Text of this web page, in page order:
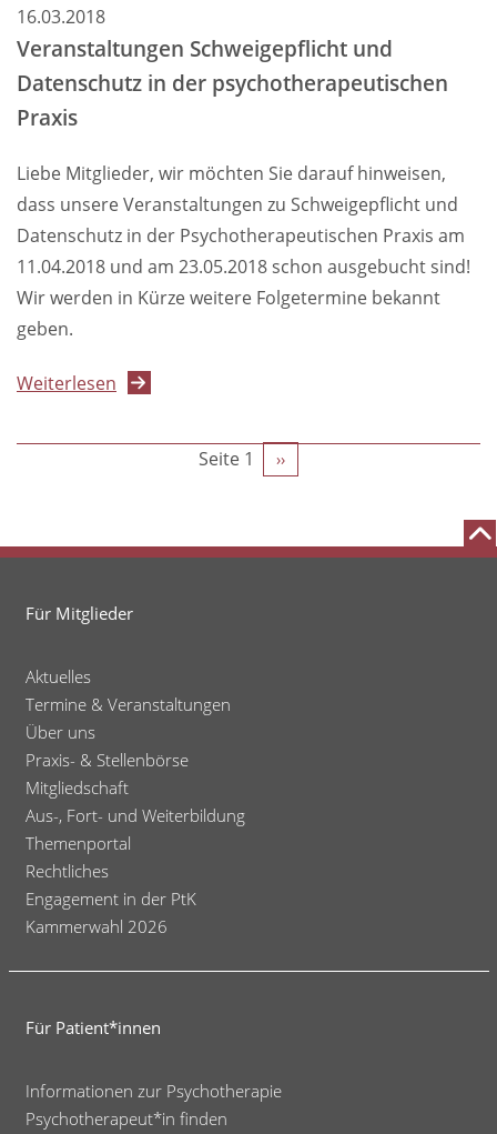
in
der
16.03.2018
Veranstaltungen Schweigepflicht und
Datenschutz in der psychotherapeutischen
Praxis
Liebe Mitglieder, wir möchten Sie darauf hinweisen,
dass unsere Veranstaltungen zu Schweigepflicht und
Datenschutz in der Psychotherapeutischen Praxis am
11.04.2018 und am 23.05.2018 schon ausgebucht sind!
Wir werden in Kürze weitere Folgetermine bekannt
geben.
Weiterlesen über
Schweigepflicht
SeitennummerierungSeite 1
Nächste
››
Für Mitglieder
Aktuelles
Termine & Veranstaltungen
Über uns
Praxis- & Stellenbörse
Mitgliedschaft
Aus-, Fort- und Weiterbildung
Themenportal
Rechtliches
Engagement in der PtK
Kammerwahl 2026
Für Patient*innen
Informationen zur Psychotherapie
Psychotherapeut*in finden